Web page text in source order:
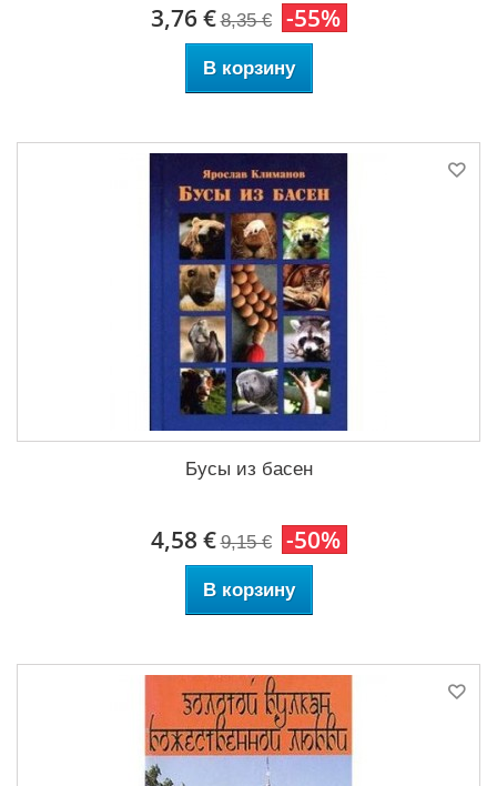
3,76 € 8,35 € -55%
В корзину
Бусы из басен
4,58 € 9,15 € -50%
В корзину